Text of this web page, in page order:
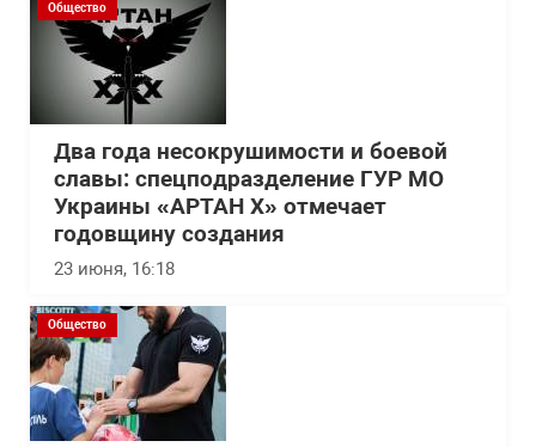
Общество
Два года несокрушимости и боевой
славы: спецподразделение ГУР МО
Украины «АРТАН Х» отмечает
годовщину создания
23 июня, 16:18
Общество